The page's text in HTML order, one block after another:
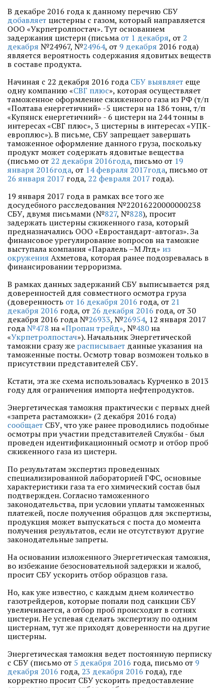
В декабре 2016 года к данному перечню СБУ
добавляет цистерны с газом, который направляется
ООО «Укрпетролпостач». Тут основанием
задержания цистерн (письма от 1 декабря, от 2
декабря №24967, №24964, от 9 декабря 2016 года)
является вероятность содержания ядовитых веществ
в составе продукта.
Начиная с 22 декабря 2016 года СБУ выявляет еще
одну компанию «СВГ плюс», которая осуществляет
таможенное оформление сжиженного газа из РФ (т/п
«Полтава енергетичний» -5 цистерн на 186 тонн, т/п
«Купянск енергетичний» - 6 цистерн на 244 тонны в
интересах «СВГ плюс», 3 цистерны в интересах «УПК-
европлюс»). В письме, СБУ запрещает завершать
таможенное оформление данного груза, поскольку
продукт может содержать ядовитые вещества
(письмо от 22 декабря 2016года, письмо от 19
января 2016года, от 14 февраля 2017года, письмо от
26 января 2017 года, 22 февраля 2017 года).
19 января 2017 года в рамках все того же
досудебного расследования №22016220000000238
СБУ, двумя письмами (№827, №828), просит
задержать цистерны сжиженного газа, который
предназначались ООО «Евростандарт-автогаз». За
финансовое урегулирование вопросов на таможне
выступала компания «Паралель –М Лтд» из
окружения Ахметова, которая ранее подозревалась в
финансировании терроризма.
В рамках данных задержаний СБУ выписывается ряд
доверенностей для совместного осмотра груза
(доверенность от 16 декабря 2016 года, от 21
декабря 2016 года, от 26 декабря 2016 года, от 30
декабря 2016 года №26933, №26954, 12 января 2017
года№478 на «Пропан трейд», №480 на
«Укрпетролпостач»). Начальник Энергетической
таможни сразу же расписывает данные указания на
таможенные посты. Осмотр товар возможен только в
присутствии представителей СБУ.
Кстати, эта же схема использовалась Курченко в 2013
году для ограничения импорта нефтепродуктов.
Энергетическая таможня практически с первых дней
«запрета растаможки» (2 декабря 2016 года)
сообщает СБУ, что уже ранее проводились подобные
осмотры при участии представителей Службы - был
проведен идентификационный осмотр и отбор проб
сжиженного газа из цистерн.
По результатам экспертиз проведенных
специализированной лабораторией ГФС, основные
характеристики газа та его химический состав был
подтвержден. Согласно таможенного
законодательства, при условии уплаты таможенных
платежей, после получения образцов для экспертизы,
продукция может выпускаться с поста до момента
получения результатов, если не отсутствуют другие
законодательные запреты.
На основании изложенного Энергетическая таможня,
во избежание безосновательной задержки и жалоб,
просит СБУ ускорить отбор образцов газа.
Но, как уже известно, с каждым днем количество
газотрейдеров, которые попали под санкции СБУ
увеличивается, а отбор проб происходит в сотнях
цистерн. Не успевая сделать экспертизу по одним
цистернам, тут же приходят доверенности на другие
цистерны.
Энергетическая таможня ведет постоянную перписку
с СБУ (письмо от 5 декабря 2016 года, письмо от 9
декабря 2016 года, 23 декабря 2016 года), где
корректно просит СБУ ускорить предоставление